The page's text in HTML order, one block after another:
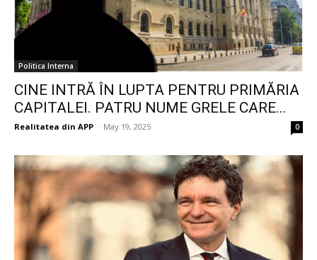
Politica Interna
CINE INTRĂ ÎN LUPTA PENTRU PRIMĂRIA
CAPITALEI. PATRU NUME GRELE CARE...
Realitatea din APP - May 19, 2025 0